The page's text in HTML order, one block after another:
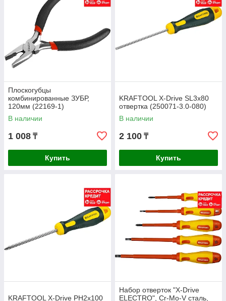
Плоскогубцы
комбинированные ЗУБР,
120мм (22169-1)
В наличии
1 008 ₸
Купить
KRAFTOOL Х-Drive SL3x80
отвертка (250071-3.0-080)
В наличии
2 100 ₸
Купить
KRAFTOOL Х-Drive PH2x100
Набор отверток "Х-Drive
ELECTRO", Cr-Mo-V сталь,